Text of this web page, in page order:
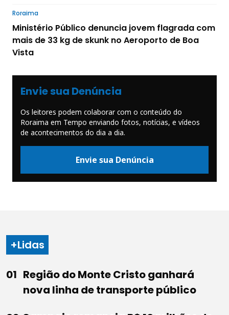
Roraima
Ministério Público denuncia jovem flagrada com
mais de 33 kg de skunk no Aeroporto de Boa
Vista
Envie sua Denúncia
Os leitores podem colaborar com o conteúdo do
Roraima em Tempo enviando fotos, notícias, e vídeos
de acontecimentos do dia a dia.
Envie sua Denúncia
+Lidas
Região do Monte Cristo ganhará
nova linha de transporte público